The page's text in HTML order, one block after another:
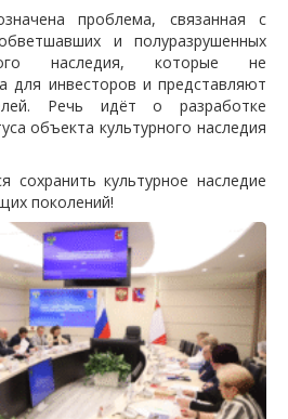
проблема, связанная с
и полуразрушенных
наследия, которые не
для инвесторов и представляют
Речь идёт о разработке
объекта культурного наследия
сохранить культурное наследие
поколений!